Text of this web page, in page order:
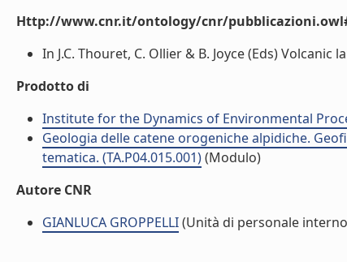
Http://www.cnr.it/ontology/cnr/
In J.C. Thouret, C. Ollier & B. Joyce (Eds)
Prodotto di
Institute for the Dynamics of Environmental
Geologia delle catene orogeniche alpidiche.
tematica. (TA.P04.015.001)(Modulo)
Autore CNR
GIANLUCA GROPPELLI(Unità di personale